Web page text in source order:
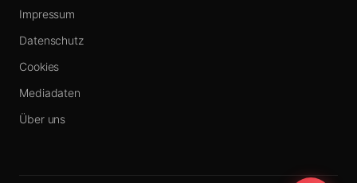
Impressum
Datenschutz
Cookies
Mediadaten
Über uns